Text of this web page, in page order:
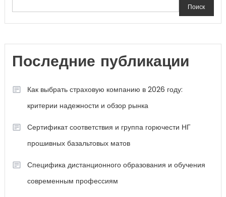
Поиск
Последние публикации
Как выбрать страховую компанию в 2026 году:
критерии надежности и обзор рынка
Сертификат соответствия и группа горючести НГ
прошивных базальтовых матов
Специфика дистанционного образования и обучения
современным профессиям